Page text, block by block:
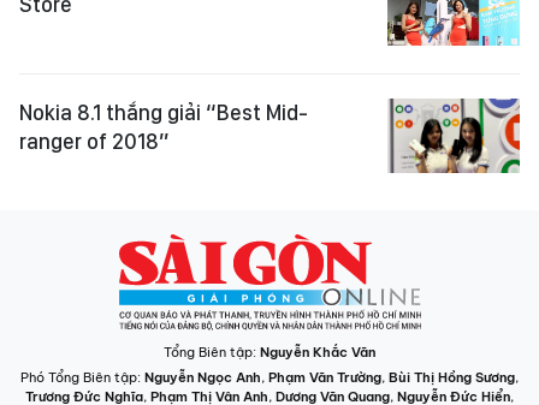
Nokia 8.1 thắng giải “Best Mid-
ranger of 2018”
Tổng Biên tập: Nguyễn Khắc Văn
Phó Tổng Biên tập: Nguyễn Ngọc Anh, Phạm Văn Trường, Bùi Thị Hồng Sương,
Trương Đức Nghĩa, Phạm Thị Vân Anh, Dương Văn Quang, Nguyễn Đức Hiển,